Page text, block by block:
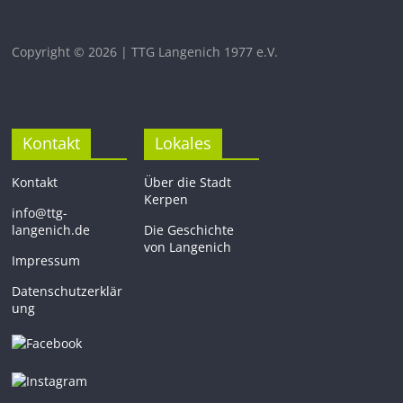
Copyright © 2026 | TTG Langenich 1977 e.V.
Kontakt
Kontakt
info@ttg-
langenich.de
Impressum
Datenschutzerklär
ung
Lokales
Über die Stadt
Kerpen
Die Geschichte
von Langenich